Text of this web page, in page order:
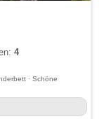
4
· Schöne